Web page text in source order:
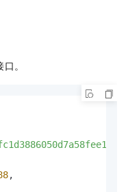
口。
,